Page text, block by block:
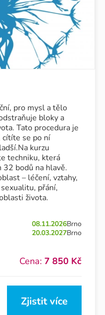
pro mysl a tělo
bloky a
Tato procedura je
cítíte se po ní
kurzu
techniku, která
32 bodů na hlavě.
– léčení, vztahy,
přání,
života.
08.11.2026Brno
20.03.2027Brno
Cena: 7 850 Kč
Zjistit více